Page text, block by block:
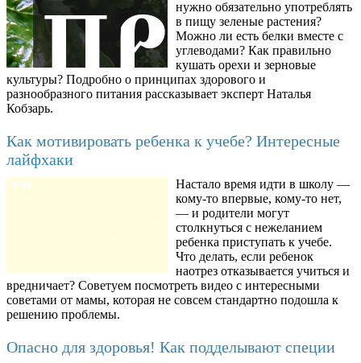
нужно обязательно употреблять
в пищу зеленые растения?
Можно ли есть белки вместе с
углеводами? Как правильно
кушать орехи и зерновые
культуры? Подробно о принципах здорового и
разнообразного питания рассказывает эксперт Наталья
Кобзарь.
Как мотивировать ребенка к учебе? Интересные
лайфхаки
8780
Настало время идти в школу —
кому-то впервые, кому-то нет,
— и родители могут
столкнуться с нежеланием
ребенка приступать к учебе.
Что делать, если ребенок
наотрез отказывается учиться и
вредничает? Советуем посмотреть видео с интересными
советами от мамы, которая не совсем стандартно подошла к
решению проблемы.
Опасно для здоровья! Как подделывают специи